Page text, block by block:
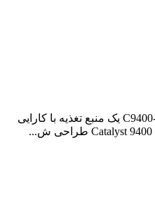
منبع تغذیه سیسکو C9400-PWR-3200AC یک منبع تغذیه با کارایی